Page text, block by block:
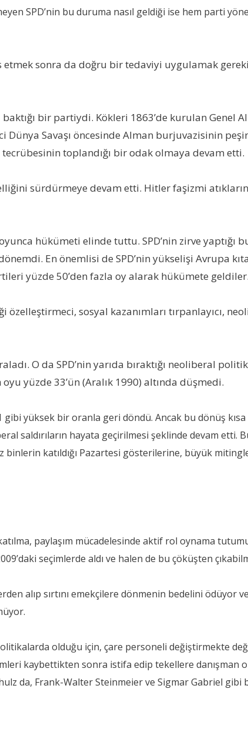
SPD’nin bu duruma nasıl geldiği ise hem parti
sonra da doğru bir tedaviyi uygulamak
bir partiydi. Kökleri 1863’de kurulan Genel
Savaşı öncesinde Alman burjuvazisinin
toplandığı bir odak olmaya devam etti.
sürdürmeye devam etti. Hitler faşizmi
hükümeti elinde tuttu. SPD’nin zirve yaptığı
En önemlisi de SPD’nin yükselişi Avrupa
yüzde 50’den fazla oy alarak hükümete geldiler.
sosyal kazanımları tırpanlayıcı,
O da SPD’nin yarıda bıraktığı neoliberal
yüzde 33’ün (Aralık 1990) altında düşmedi.
gibi yüksek bir oranla geri döndü. Ancak bu dönüş
saldırıların hayata geçirilmesi şeklinde devam etti. Bu
katıldığı Pazartesi gösterilerine, büyük
paylaşım mücadelesinde aktif rol oynama
seçimlerde aldı ve halen de bu çöküşten
alıp sırtını emekçilere dönmenin bedelini
olduğu için, çare personeli değiştirmekte
kaybettikten sonra istifa edip tekellere danışman
da, Frank-Walter Steinmeier ve Sigmar Gabriel